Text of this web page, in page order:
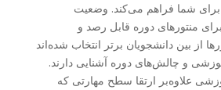
برای شما فراهم می‌کند. وضعیت
منتورهای دوره قابل رصد و
از بین دانشجویان برتر انتخاب شده‌اند
و چالش‌های دوره آشنایی دارند.
علاوه‌بر ارتقا سطح مهارتی که